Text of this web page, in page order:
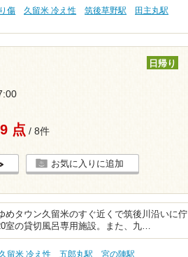
傷 久留米 冷え性 筑後草野駅
田主丸駅
日帰り
点 / 8件
お気に入りに追加
タウン久留米のすぐ近くで筑後川沿いに佇
室の貸切風呂専用施設。また、九…
久留米 冷え性 五郎丸駅 宮の陣駅